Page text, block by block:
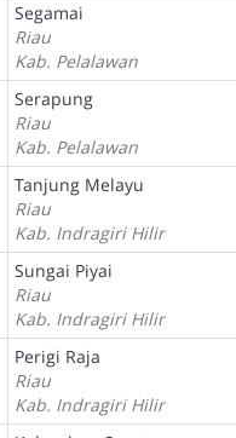
Segamai
Riau
Kab. Pelalawan
Serapung
Riau
Kab. Pelalawan
Tanjung Melayu
Riau
Kab. Indragiri Hilir
Sungai Piyai
Riau
Kab. Indragiri Hilir
Perigi Raja
Riau
Kab. Indragiri Hilir